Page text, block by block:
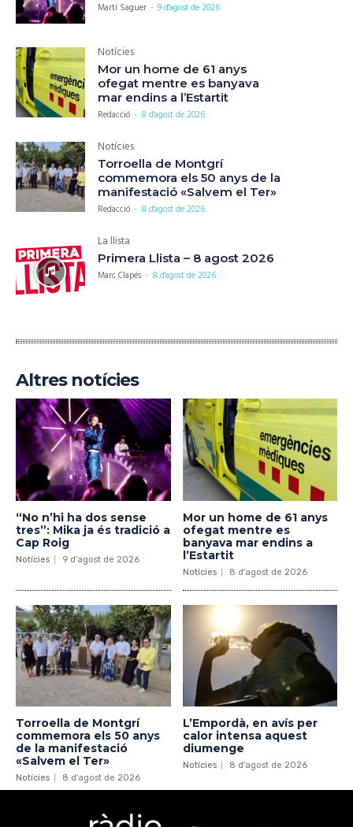
Martí Saguer - 9 d'agost de 2026
Notícies
Mor un home de 61 anys
ofegat mentre es banyava
mar endins a l’Estartit
Redacció - 8 d'agost de 2026
Notícies
Torroella de Montgrí
commemora els 50 anys de la
manifestació «Salvem el Ter»
Redacció - 8 d'agost de 2026
La llista
Primera Llista – 8 agost 2026
Marc Clapés - 8 d'agost de 2026
Altres notícies
“No n’hi ha dos sense
tres”: Mika ja és tradició a
Cap Roig
Notícies 9 d'agost de 2026
Mor un home de 61 anys
ofegat mentre es
banyava mar endins a
l’Estartit
Notícies 8 d'agost de 2026
Torroella de Montgrí
commemora els 50 anys
de la manifestació
«Salvem el Ter»
Notícies 8 d'agost de 2026
L’Empordà, en avís per
calor intensa aquest
diumenge
Notícies 8 d'agost de 2026